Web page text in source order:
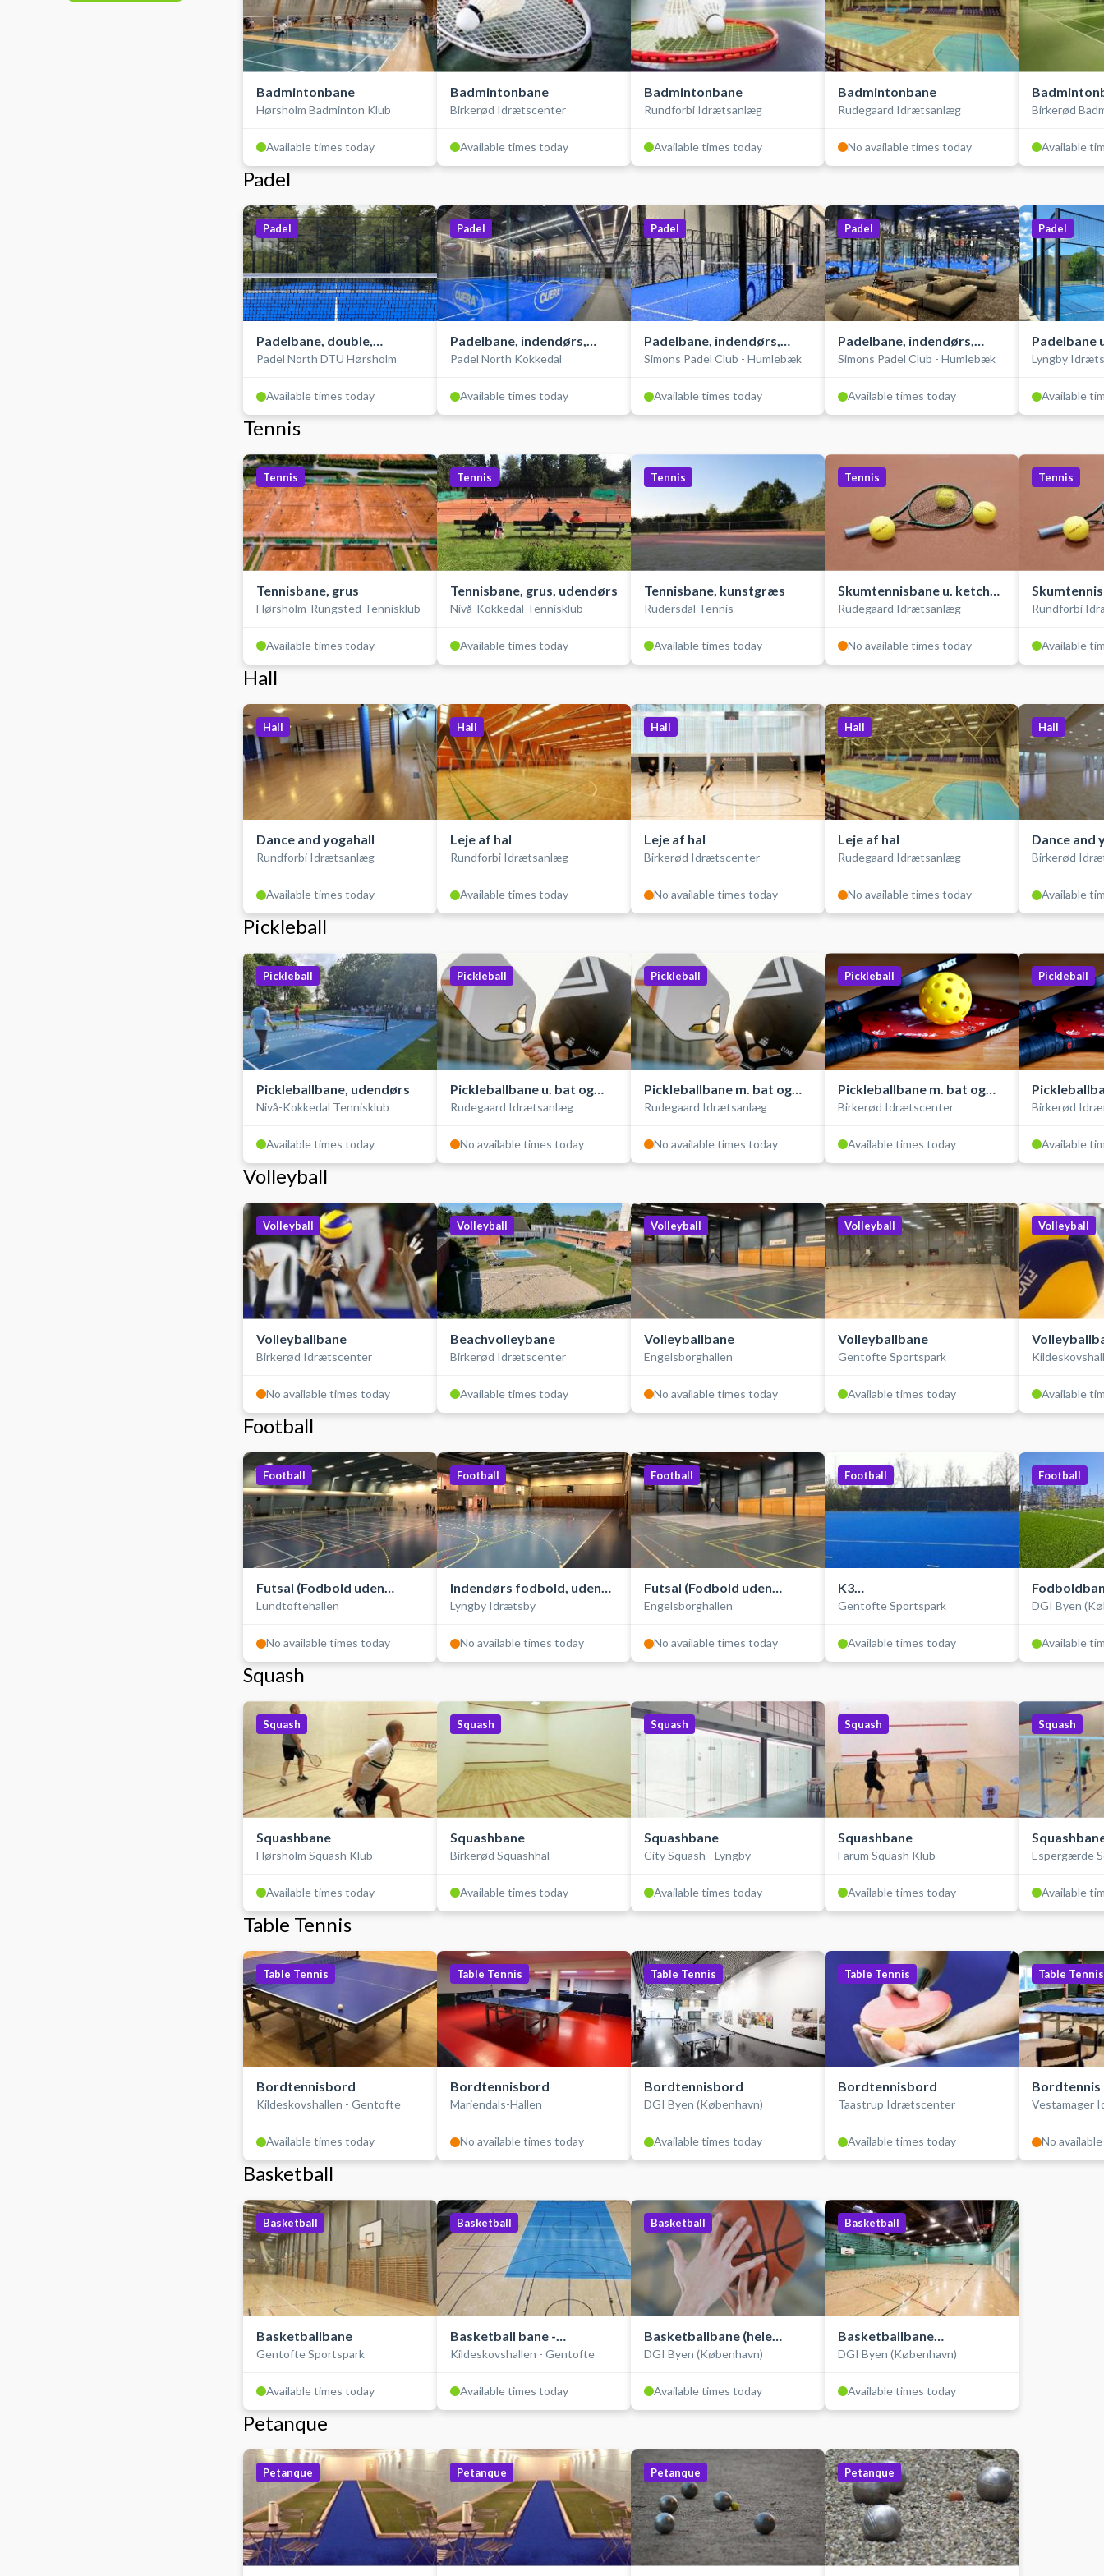
Badmintonbane
Hørsholm Badminton Klub
Available times today
Badmintonbane
Birkerød Idrætscenter
Available times today
Badmintonbane
Rundforbi Idrætsanlæg
Available times today
Badmintonbane
Rudegaard Idrætsanlæg
No available times today
Birkerød
Available
Padel
Padel
Padelbane, double,
udendørs – Padel North
Padel North DTU Hørsholm
Available times today
Padel
Padelbane, indendørs,
double
Padel North Kokkedal
Available times today
Padel
Padelbane, indendørs,
single
Simons Padel Club - Humlebæk
Available times today
Padel
Padelbane, indendørs,
double
Simons Padel Club - Humlebæk
Available times today
Padel
Padelbane
double
Lyngby
Available
Tennis
Tennis
Tennisbane, grus
Hørsholm-Rungsted Tennisklub
Available times today
Tennis
Tennisbane, grus, udendørs
Nivå-Kokkedal Tennisklub
Available times today
Tennis
Tennisbane, kunstgræs
Rudersdal Tennis
Available times today
Tennis
Skumtennisbane u. ketcher
og bolde, indendørs
Rudegaard Idrætsanlæg
No available times today
Tennis
og bolde,
Rundforbi
Available
Hall
Hall
Dance and yogahall
Rundforbi Idrætsanlæg
Available times today
Hall
Leje af hal
Rundforbi Idrætsanlæg
Available times today
Hall
Leje af hal
Birkerød Idrætscenter
No available times today
Hall
Leje af hal
Rudegaard Idrætsanlæg
No available times today
Hall
Dance and
Birkerød
Available
Pickleball
Pickleball
Pickleballbane, udendørs
Nivå-Kokkedal Tennisklub
Available times today
Pickleball
Pickleballbane u. bat og
bolde, indendørs
Rudegaard Idrætsanlæg
No available times today
Pickleball
Pickleballbane m. bat og
bolde, indendørs
Rudegaard Idrætsanlæg
No available times today
Pickleball
Pickleballbane m. bat og
bolde, indendørs
Birkerød Idrætscenter
Available times today
Pickleball
bold,
Birkerød
Available
Volleyball
Volleyball
Volleyballbane
Birkerød Idrætscenter
No available times today
Volleyball
Beachvolleybane
Birkerød Idrætscenter
Available times today
Volleyball
Volleyballbane
Engelsborghallen
No available times today
Volleyball
Volleyballbane
Gentofte Sportspark
Available times today
Volleyball
Available
Football
Football
Futsal (Fodbold uden
bander)
Lundtoftehallen
No available times today
Football
Indendørs fodbold, uden
bander (futsal)
Lyngby Idrætsby
No available times today
Football
Futsal (Fodbold uden
bander)
Engelsborghallen
No available times today
Football
K3
Hockey-/fodbold-/multibane/
Gentofte Sportspark
Available times today
Football
udendørs
DGI Byen
Available
Squash
Squash
Squashbane
Hørsholm Squash Klub
Available times today
Squash
Squashbane
Birkerød Squashhal
Available times today
Squash
Squashbane
City Squash - Lyngby
Available times today
Squash
Squashbane
Farum Squash Klub
Available times today
Squash
Espergærde
Available
Table Tennis
Table Tennis
Bordtennisbord
Kildeskovshallen - Gentofte
Available times today
Table Tennis
Bordtennisbord
Mariendals-Hallen
No available times today
Table Tennis
Bordtennisbord
DGI Byen (København)
Available times today
Table Tennis
Bordtennisbord
Taastrup Idrætscenter
Available times today
Table Tennis
Bordtennis
Vestamager
No
Basketball
Basketball
Basketballbane
Gentofte Sportspark
Available times today
Basketball
Basketball bane -
Opvisningsbanen
Kildeskovshallen - Gentofte
Available times today
Basketball
Basketballbane (hele
hallen)
DGI Byen (København)
Available times today
Basketball
Basketballbane
(træningsbane)
DGI Byen (København)
Available times today
Petanque
Petanque Petanque Petanque Petanque